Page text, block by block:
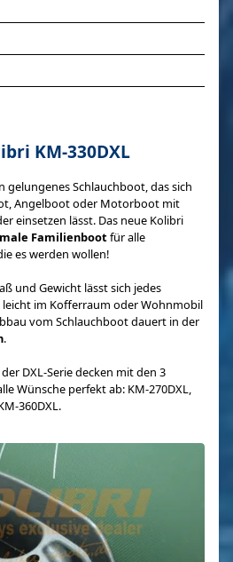
KM-330DXL
gelungenes Schlauchboot, das sich
Angelboot oder Motorboot mit
einsetzen lässt. Das neue Kolibri
Familienbootfür alle
es werden wollen!
und Gewicht lässt sich jedes
leicht im Kofferraum oder Wohnmobil
vom Schlauchboot dauert in der
.
DXL-Serie decken mit den 3
Wünsche perfekt ab: KM-270DXL,
360DXL.